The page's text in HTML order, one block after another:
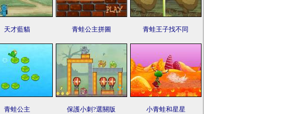
天才藍貓 青蛙公主拼圖 青蛙王子找不同
青蛙公主 保護小刺?選關版 小青蛙和星星